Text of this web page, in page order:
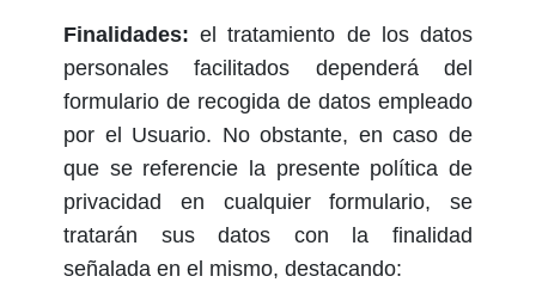
Finalidades: el tratamiento de los datos
personales facilitados dependerá del
formulario de recogida de datos empleado
por el Usuario. No obstante, en caso de
que se referencie la presente política de
privacidad en cualquier formulario, se
tratarán sus datos con la finalidad
señalada en el mismo, destacando: